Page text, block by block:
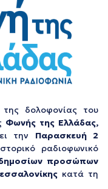
δολοφονίας του
Φωνής της Ελλάδας,
την Παρασκευή 2
ραδιοφωνικό
προσώπων
κατά τη